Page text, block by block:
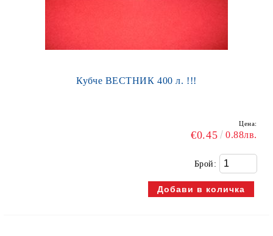
Кубче ВЕСТНИК 400 л. !!!
Цена:
€0.45 0.88лв.
Брой: